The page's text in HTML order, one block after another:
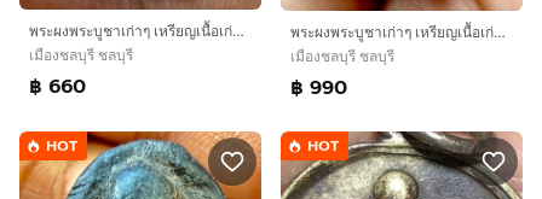
พระผงพระบูชาเก่าๆ เหรียญเนื้อเก่าๆ ของสะสมเก่าๆ พระเหมาๆบ้านๆ พระคนแก่เก่าๆเก็บทิ้งใว้ก่อนจากไปให้ยายดูเเลแทน T.081-3330446 L. tonyabu
เมืองชลบุรี ชลบุรี
฿ 660
พระผงพระบูชาเก่าๆ เหรียญเนื้อเก่าๆ ของสะสมเก่าๆ พระเหมาๆบ้านๆ พระคนแก่เก่าๆเก็บทิ้งใว้ก่อนจากไปให้ยายดูเเลแทน T.081-3330446 L. tonyabu
เมืองชลบุรี ชลบุรี
฿ 990
HOT HOT